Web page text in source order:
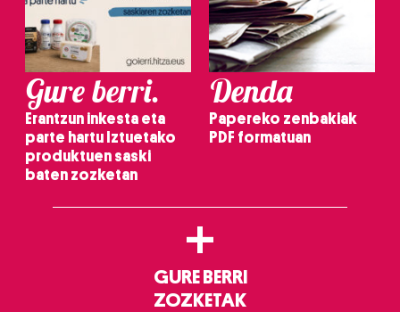
Gure berri.
Erantzun inkesta eta
parte hartu Iztuetako
produktuen saski
baten zozketan
Denda
Papereko zenbakiak
PDF formatuan
+
GURE BERRI
ZOZKETAK